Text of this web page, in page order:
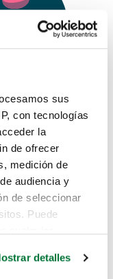
sus
con tecnologías
la
de ofrecer
medición de
audiencia y
de seleccionar
Puede
detalles
como
aquí.
estás